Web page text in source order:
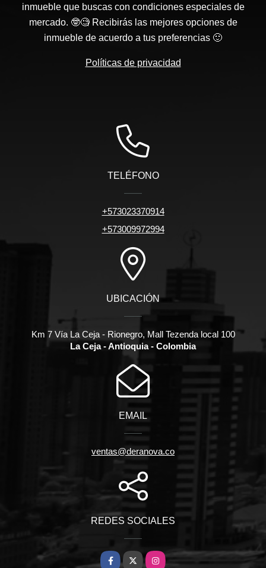
inmueble que buscas con condiciones especiales de
mercado. 🤓🧐 Recibirás las mejores opciones de
inmueble de acuerdo a tus preferencias 🙂
Políticas de privacidad
TELÉFONO
+573023370914
+573009972994
UBICACIÓN
Km 7 Vía La Ceja - Rionegro, Mall Tezenda local 100
La Ceja - Antioquia - Colombia
EMAIL
ventas@deranova.co
REDES SOCIALES
Facebook
X Instagram